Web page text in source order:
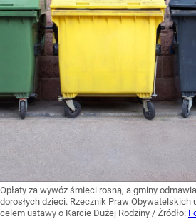
Opłaty za wywóz śmieci rosną, a gminy
dorosłych dzieci. Rzecznik Praw Obywatelskich
celem ustawy o Karcie Dużej Rodziny / Źródło: